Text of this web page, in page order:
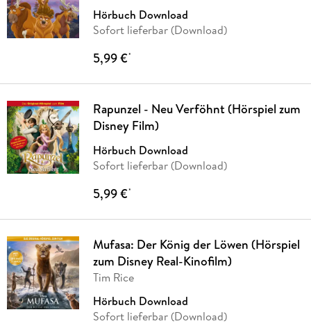
Hörbuch Download
Sofort lieferbar (Download)
5,99 €*
Rapunzel - Neu Verföhnt (Hörspiel zum
Disney Film)
Hörbuch Download
Sofort lieferbar (Download)
5,99 €*
Mufasa: Der König der Löwen (Hörspiel
zum Disney Real-Kinofilm)
Tim Rice
Hörbuch Download
Sofort lieferbar (Download)